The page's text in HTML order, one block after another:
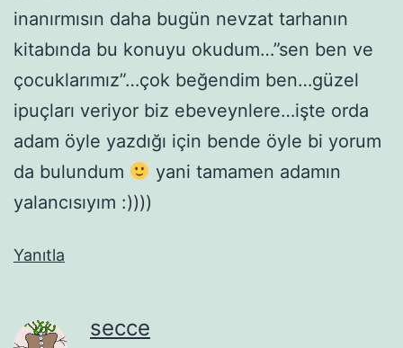
inanırmısın daha bugün nevzat tarhanın
kitabında bu konuyu okudum…”sen ben ve
çocuklarımız”…çok beğendim ben…güzel
ipuçları veriyor biz ebeveynlere…işte orda
adam öyle yazdığı için bende öyle bi yorum
da bulundum
yani tamamen adamın
yalancısıyım :))))
Yanıtla
secce